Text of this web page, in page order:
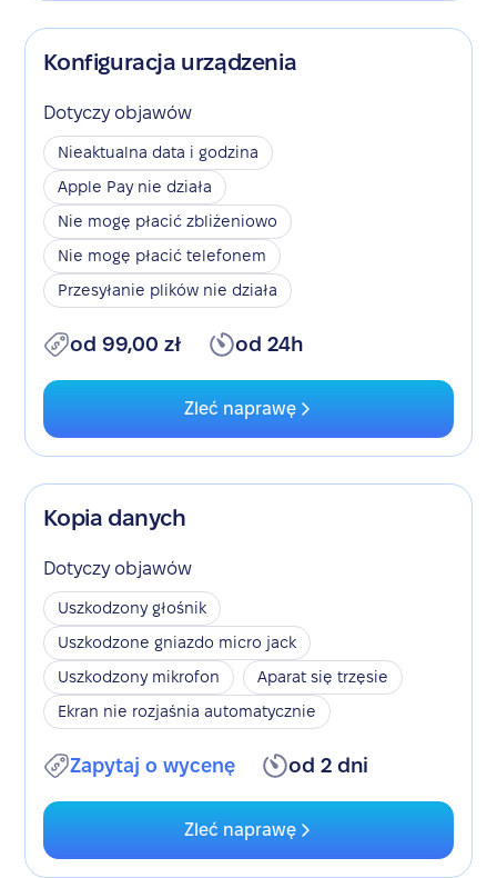
Konfiguracja urządzenia
Dotyczy objawów
Nieaktualna data i godzina
Apple Pay nie działa
Nie mogę płacić zbliżeniowo
Nie mogę płacić telefonem
Przesyłanie plików nie działa
od 99,00 zł od 24h
Zleć naprawę
Kopia danych
Dotyczy objawów
Uszkodzony głośnik
Uszkodzone gniazdo micro jack
Uszkodzony mikrofon
Aparat się trzęsie
Ekran nie rozjaśnia automatycznie
Zapytaj o wycenę od 2 dni
Zleć naprawę